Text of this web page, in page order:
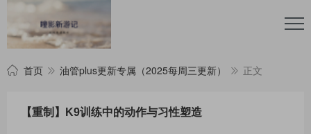
首页 油管plus更新专属（2025每周三更新） 正文
【重制】K9训练中的动作与习性塑造